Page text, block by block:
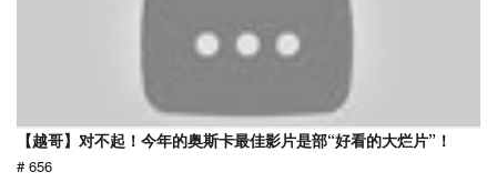
【越哥】对不起！今年的奥斯卡最佳影片是部“好看的大烂片”！
# 656